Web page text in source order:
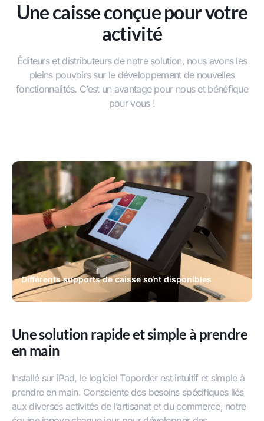
Une caisse conçue pour votre
activité
Éditeurs et distributeurs de notre solution, nous avons les
pleins pouvoirs sur le développement de nouvelles
fonctionnalités. C’est un avantage pour nous et bénéfique
pour vous !
Différents supports de caisse sont disponibles
Une solution rapide et simple à prendre
en main
Installé sur iPad, le logiciel Toporder est intuitif et simple à
prendre en main. Consciente des besoins spécifiques liés
aux diverses activités de l’artisanat et du commerce, notre